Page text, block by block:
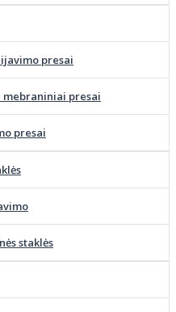
presai
mebraniniai presai
presai
staklės